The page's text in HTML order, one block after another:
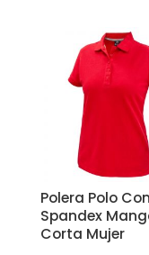
Polera Polo
Spandex
Corta Mujer